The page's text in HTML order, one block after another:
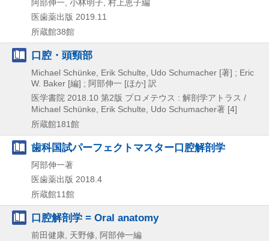
阿部伸一, 小林明子, 村上恵子編
医歯薬出版 2019.11
所蔵館38館
口腔・頭頸部
Michael Schünke, Erik Schulte, Udo Schumacher [著] ; Eric
W. Baker [編] ; 阿部伸一 [ほか] 訳
医学書院 2018.10 第2版 プロメテウス : 解剖学アトラス /
Michael Schünke,
Erik Schulte,
Udo Schumacher著 [4]
所蔵館181館
歯科国試パーフェクトマスター口腔解剖学
阿部伸一著
医歯薬出版 2018.4
所蔵館11館
口腔解剖学 = Oral anatomy
前田健康, 天野修, 阿部伸一編